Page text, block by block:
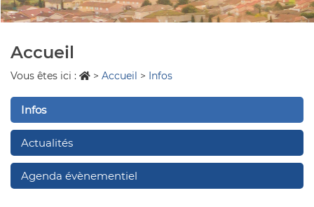
Accueil
Vous êtes ici : > Accueil > Infos
Infos
Actualités
Agenda évènementiel